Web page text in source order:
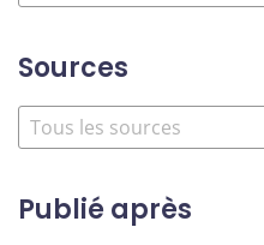
Sources
Publié après